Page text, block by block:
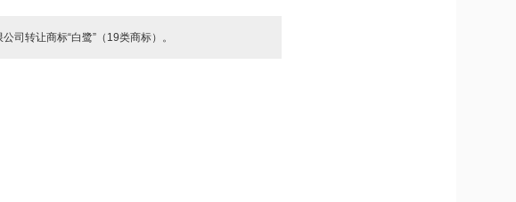
司转让商标“白鹭”（19类商标）。